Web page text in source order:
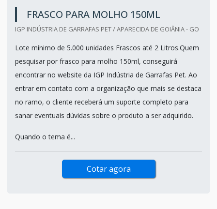
FRASCO PARA MOLHO 150ML
IGP INDÚSTRIA DE GARRAFAS PET / APARECIDA DE GOIÂNIA - GO
Lote mínimo de 5.000 unidades Frascos até 2 Litros.Quem
pesquisar por frasco para molho 150ml, conseguirá
encontrar no website da IGP Indústria de Garrafas Pet. Ao
entrar em contato com a organização que mais se destaca
no ramo, o cliente receberá um suporte completo para
sanar eventuais dúvidas sobre o produto a ser adquirido.
Quando o tema é...
Cotar agora